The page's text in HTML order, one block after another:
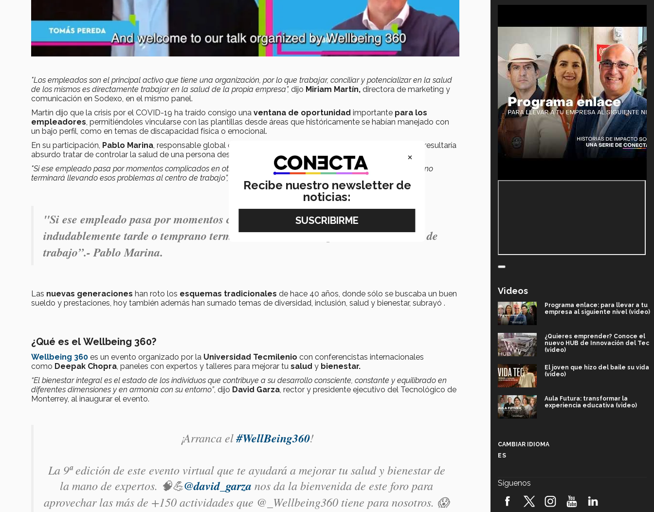
"Los empleados son el principal activo que tiene una organización, por lo que trabajar, conciliar y potencializar en la salud
de los mismos es directamente trabajar en la salud de la propia empresa”, dijo Miriam Martín, directora de marketing y
comunicación en Sodexo, en el mismo panel.
Martín dijo que la crisis por el COVID-19 ha traído consigo una ventana de oportunidad importante para los
empleadores, permitiéndoles vincularse con las plantillas desde áreas que históricamente se habían manejado con
un bajo perfil, como en temas de discapacidad física o emocional.
En su participación, Pablo Marina, responsable global de salud y bienestar de Banco Santander, aseveró que resultaría
absurdo tratar de controlar la salud de una persona desde que llega a la oficina hasta que se va.
"Si ese empleado pasa por momentos complicados en otros aspectos de su vida indudablemente tarde o temprano
terminará llevando esos problemas al centro de trabajo”,
"Si ese empleado pasa por momentos complicados en otros aspectos de su vida
indudablemente tarde o temprano terminará llevando esos problemas al centro de
trabajo”.- Pablo Marina.
Las nuevas generaciones han roto los esquemas tradicionales de hace 40 años, donde sólo se buscaba un buen
sueldo y prestaciones, hoy también además han sumado temas de diversidad, inclusión, salud y bienestar, subrayó .
¿Qué es el Wellbeing 360?
Wellbeing 360 es un evento organizado por la Universidad Tecmilenio con conferencistas internacionales
como Deepak Chopra, paneles con expertos y talleres para mejorar tu salud y bienestar.
“El bienestar integral es el estado de los individuos que contribuye a su desarrollo consciente, constante y equilibrado en
diferentes dimensiones y en armonía con su entorno”, dijo David Garza, rector y presidente ejecutivo del Tecnológico de
Monterrey, al inaugurar el evento.
¡Arranca el#WellBeing360!
La 9ª edición de este evento virtual que te ayudará a mejorar tu salud y bienestar de
la mano de expertos. 🧠💪@david_garza nos da la bienvenida de este foro para
aprovechar las más de +150 actividades que @_Wellbeing360 tiene para nosotros. 😱
Videos
Programa enlace: para llevar a tu
empresa al siguiente nivel (video)
¿Quieres emprender? Conoce el
nuevo HUB de Innovación del Tec
(video)
El joven que hizo del baile su vida
(video)
Aula Futura: transformar la
experiencia educativa (video)
robótica FIRST 2026! (video)
CAMBIAR IDIOMA
ES
Síguenos
×
Recibe nuestro newsletter de
noticias: